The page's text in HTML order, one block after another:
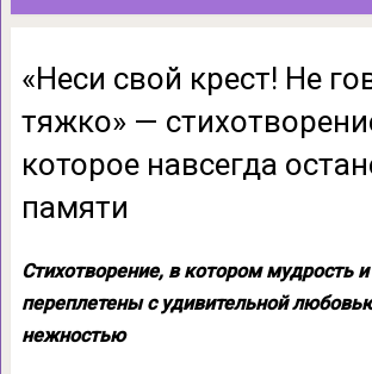
«Неси свой крест! Не
тяжко» —
которое навсегда
памяти
Стихотворение, в котором мудрость и
переплетены с удивительной
нежностью